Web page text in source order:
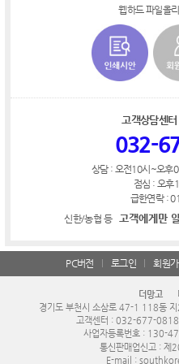
웹하드 파일올
고객상담센
032-
상담 : 오전10시~오후
점심 : 오후
급한연락 :
신한/농협 등 고객에게만
PC버전 로그인 회원
더망고
경기도 부천시 소삼로 47-1 118동
고객센터 : 032-677-0818
사업자등록번호 : 130-
통신판매업신고 :
E-mail :